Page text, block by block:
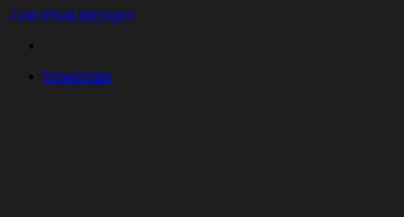
Zum Inhalt springen
Newsletter